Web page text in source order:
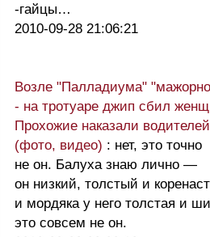
-гайцы…
2010-09-28 21:06:21
Возле "Палладиума"
- на тротуаре джип сбил
Прохожие наказали
(фото, видео) : нет, это точно
не он. Балуха знаю лично —
он низкий, толстый и
и мордяка у него толстая и
это совсем не он.